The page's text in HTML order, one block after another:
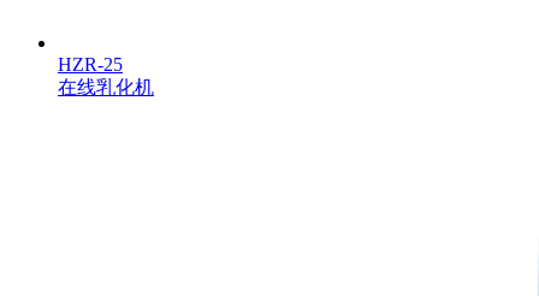
HZR-25
在线乳化机